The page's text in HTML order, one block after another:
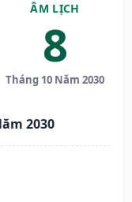
ÂM LỊCH
8
Tháng 10 Năm 2030
2030